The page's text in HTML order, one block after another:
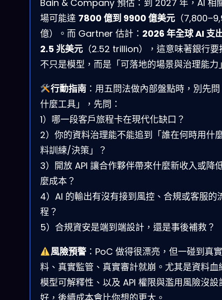
Bain & Company 預估：到 2027 年，AI 相
場可能達 7800 億到 9900 億美元 （
億）。而 Gartner 估計： 2026 年全球 AI 支
2.5 兆美元 （2.52 trillion），這意味著銀行要
不只是模型，而是「可落地的場景與治理能力
行動指南：用五問法做內部盤點時，別先
什麼工具」，先問：
1）哪一段客戶旅程卡在現代化缺口？
2）你的資料治理能不能追到「誰在何時用什
料訓練/決策」？
3）開放 API 讓合作夥伴帶來什麼新收入或降
麼成本？
4）AI 的輸出有沒有接到風控、合規或客服的
程？
5）合規資安是端到端設計，還是事後補救？
風險預警：PoC 做得很漂亮，但一碰到真
料、真實監管、真實審計就崩。尤其是資料血
模型可解釋性、以及 API 權限與濫用風險沒設